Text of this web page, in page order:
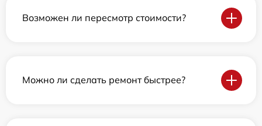
Возможен ли пересмотр стоимости?
Можно ли сделать ремонт быстрее?